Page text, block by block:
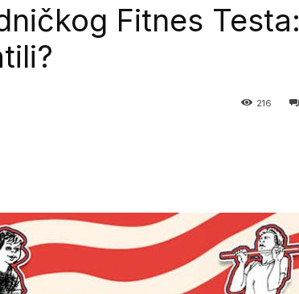
Fitnes Testa:
216